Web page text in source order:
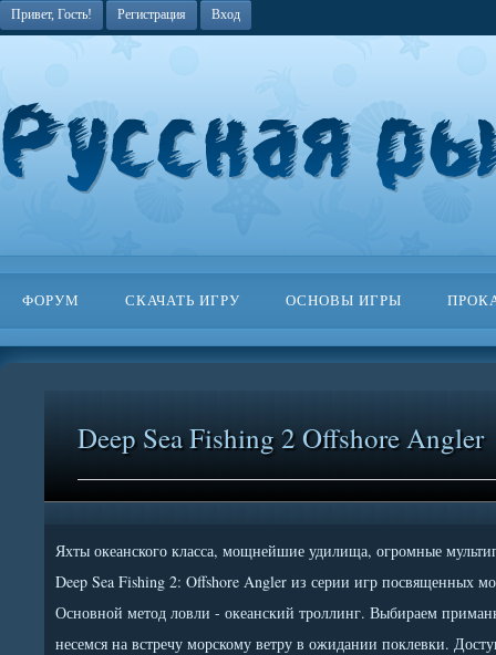
Привет, Гость! Регистрация Вход
ФОРУМ СКАЧАТЬ ИГРУ ОСНОВЫ ИГРЫ
Deep Sea Fishing 2 Offshore Angler
Яхты океанского класса, мощнейшие удилища, огромные
Deep Sea Fishing 2: Offshore Angler из серии игр посвященных
Основной метод ловли - океанский троллинг. Выбираем
несемся на встречу морскому ветру в ожидании поклевки.